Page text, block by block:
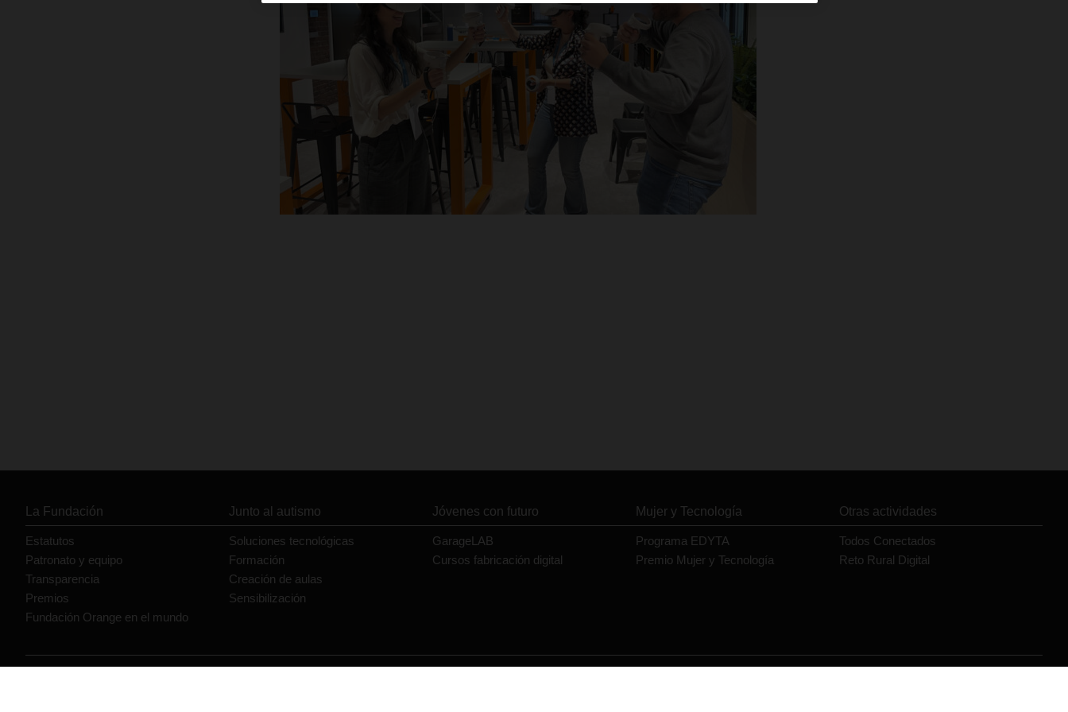
La Fundación
Estatutos
Patronato y equipo
Transparencia
Premios
Fundación Orange en el mundo
Junto al autismo
Soluciones tecnológicas
Formación
Creación de aulas
Sensibilización
Jóvenes con futuro
GarageLAB
Cursos fabricación digital
Mujer y Tecnología
Programa EDYTA
Premio Mujer y Tecnología
Otras actividades
Todos Conectados
Reto Rural Digital